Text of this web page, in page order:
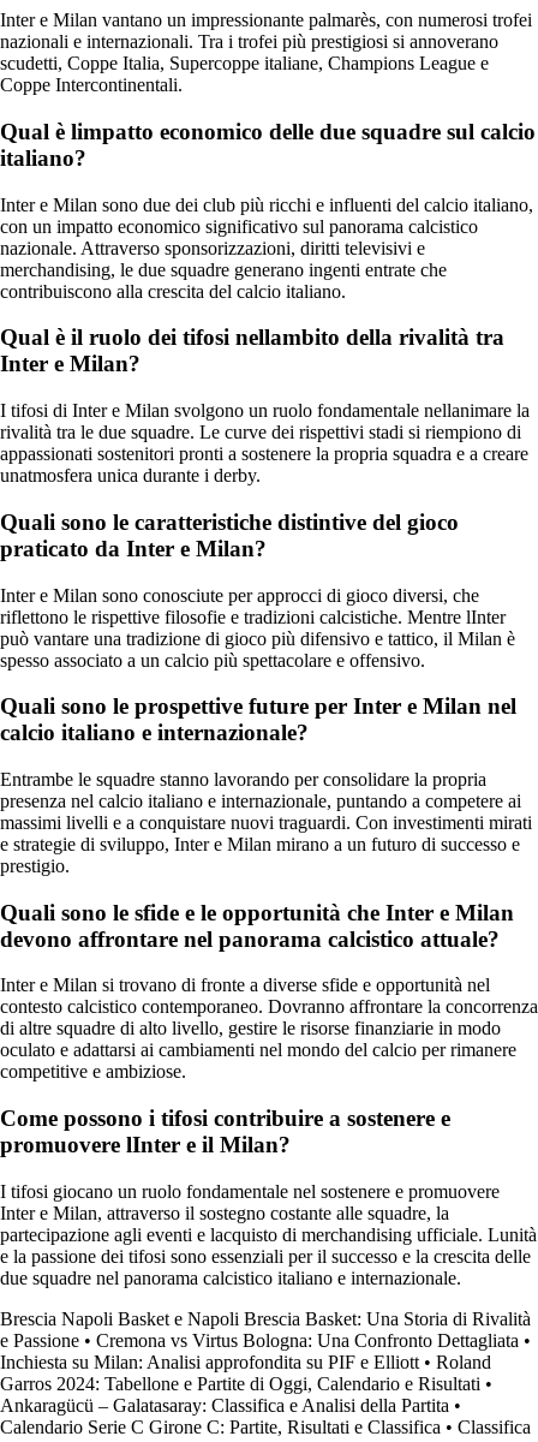
Inter e Milan vantano un impressionante palmarès, con numerosi trofei
nazionali e internazionali. Tra i trofei più prestigiosi si annoverano
scudetti, Coppe Italia, Supercoppe italiane, Champions League e
Coppe Intercontinentali.
Qual è limpatto economico delle due squadre sul calcio
italiano?
Inter e Milan sono due dei club più ricchi e influenti del calcio italiano,
con un impatto economico significativo sul panorama calcistico
nazionale. Attraverso sponsorizzazioni, diritti televisivi e
merchandising, le due squadre generano ingenti entrate che
contribuiscono alla crescita del calcio italiano.
Qual è il ruolo dei tifosi nellambito della rivalità tra
Inter e Milan?
I tifosi di Inter e Milan svolgono un ruolo fondamentale nellanimare la
rivalità tra le due squadre. Le curve dei rispettivi stadi si riempiono di
appassionati sostenitori pronti a sostenere la propria squadra e a creare
unatmosfera unica durante i derby.
Quali sono le caratteristiche distintive del gioco
praticato da Inter e Milan?
Inter e Milan sono conosciute per approcci di gioco diversi, che
riflettono le rispettive filosofie e tradizioni calcistiche. Mentre lInter
può vantare una tradizione di gioco più difensivo e tattico, il Milan è
spesso associato a un calcio più spettacolare e offensivo.
Quali sono le prospettive future per Inter e Milan nel
calcio italiano e internazionale?
Entrambe le squadre stanno lavorando per consolidare la propria
presenza nel calcio italiano e internazionale, puntando a competere ai
massimi livelli e a conquistare nuovi traguardi. Con investimenti mirati
e strategie di sviluppo, Inter e Milan mirano a un futuro di successo e
prestigio.
Quali sono le sfide e le opportunità che Inter e Milan
devono affrontare nel panorama calcistico attuale?
Inter e Milan si trovano di fronte a diverse sfide e opportunità nel
contesto calcistico contemporaneo. Dovranno affrontare la concorrenza
di altre squadre di alto livello, gestire le risorse finanziarie in modo
oculato e adattarsi ai cambiamenti nel mondo del calcio per rimanere
competitive e ambiziose.
Come possono i tifosi contribuire a sostenere e
promuovere lInter e il Milan?
I tifosi giocano un ruolo fondamentale nel sostenere e promuovere
Inter e Milan, attraverso il sostegno costante alle squadre, la
partecipazione agli eventi e lacquisto di merchandising ufficiale. Lunità
e la passione dei tifosi sono essenziali per il successo e la crescita delle
due squadre nel panorama calcistico italiano e internazionale.
Brescia Napoli Basket e Napoli Brescia Basket: Una Storia di Rivalità
e Passione • Cremona vs Virtus Bologna: Una Confronto Dettagliata •
Inchiesta su Milan: Analisi approfondita su PIF e Elliott • Roland
Garros 2024: Tabellone e Partite di Oggi, Calendario e Risultati •
Ankaragücü – Galatasaray: Classifica e Analisi della Partita •
Calendario Serie C Girone C: Partite, Risultati e Classifica • Classifica